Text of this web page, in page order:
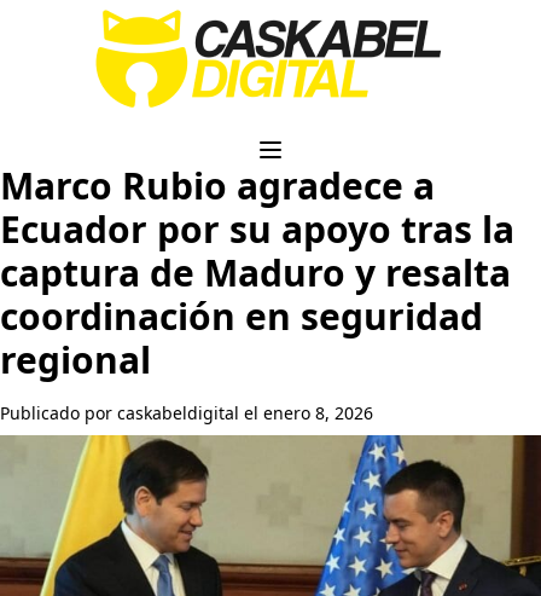
Marco Rubio agradece a
Ecuador por su apoyo tras la
captura de Maduro y resalta
coordinación en seguridad
regional
Publicado por caskabeldigital el enero 8, 2026